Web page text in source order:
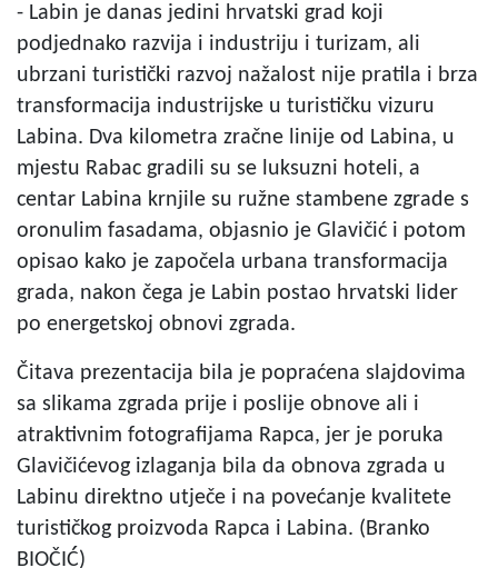
- Labin je danas jedini hrvatski grad koji
podjednako razvija i industriju i turizam, ali
ubrzani turistički razvoj nažalost nije pratila i brza
transformacija industrijske u turističku vizuru
Labina. Dva kilometra zračne linije od Labina, u
mjestu Rabac gradili su se luksuzni hoteli, a
centar Labina krnjile su ružne stambene zgrade s
oronulim fasadama, objasnio je Glavičić i potom
opisao kako je započela urbana transformacija
grada, nakon čega je Labin postao hrvatski lider
po energetskoj obnovi zgrada.
Čitava prezentacija bila je popraćena slajdovima
sa slikama zgrada prije i poslije obnove ali i
atraktivnim fotografijama Rapca, jer je poruka
Glavičićevog izlaganja bila da obnova zgrada u
Labinu direktno utječe i na povećanje kvalitete
turističkog proizvoda Rapca i Labina. (Branko
BIOČIĆ)